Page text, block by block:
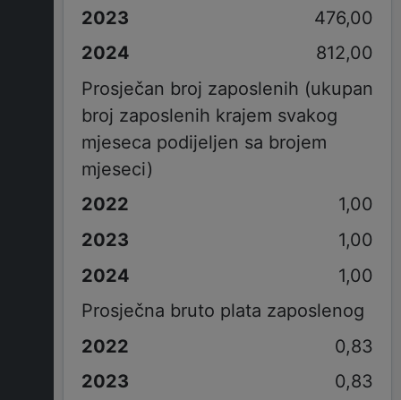
476,00
812,00
Prosječan broj zaposlenih (ukupan
broj zaposlenih krajem svakog
mjeseca podijeljen sa brojem
mjeseci)
1,00
1,00
1,00
Prosječna bruto plata zaposlenog
0,83
0,83